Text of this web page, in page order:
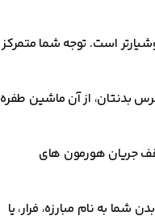
است. توجه شما متمرکز
بدنتان، از آن ماشین طفره
جریان هورمون های
به نام مبارزه، فرار، یا